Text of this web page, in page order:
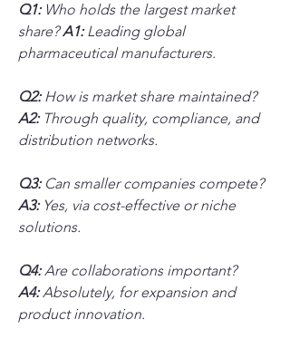
Q1: Who holds the largest market
share? A1: Leading global
pharmaceutical manufacturers.
Q2:
How is market share maintained?
A2: Through quality, compliance, and
distribution networks.
Q3:
Can smaller companies compete?
A3: Yes, via cost-effective or niche
solutions.
Q4:
Are collaborations important?
A4: Absolutely, for expansion and
product innovation.